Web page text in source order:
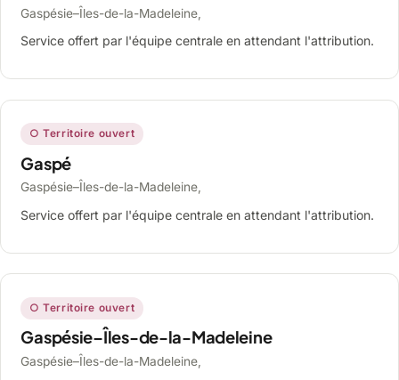
Gaspésie–Îles-de-la-Madeleine,
Service offert par l'équipe centrale en attendant l'attribution.
○ Territoire ouvert
Gaspé
Gaspésie–Îles-de-la-Madeleine,
Service offert par l'équipe centrale en attendant l'attribution.
○ Territoire ouvert
Gaspésie–Îles-de-la-Madeleine
Gaspésie–Îles-de-la-Madeleine,